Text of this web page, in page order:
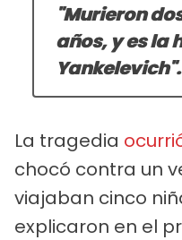
"Murieron
años, y es la
Yankelevich".
La tragedia
chocó contra un
viajaban cinco
explicaron en el